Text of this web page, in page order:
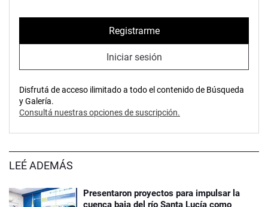
Registrarme
Iniciar sesión
Disfrutá de acceso ilimitado a todo el contenido de Búsqueda
y Galería.
Consultá nuestras opciones de suscripción.
LEÉ ADEMÁS
Presentaron proyectos para impulsar la